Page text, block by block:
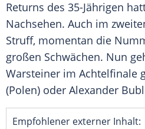
Returns des 35-Jährigen
Nachsehen. Auch im
Struff, momentan die
großen Schwächen. Nun
Warsteiner im Achtelfinale
(Polen) oder Alexander
Empfohlener externer Inhalt: